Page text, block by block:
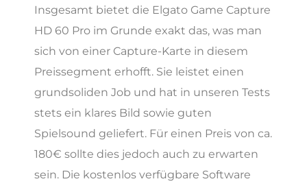
Insgesamt bietet die Elgato Game Capture
HD 60 Pro im Grunde exakt das, was man
sich von einer Capture-Karte in diesem
Preissegment erhofft. Sie leistet einen
grundsoliden Job und hat in unseren Tests
stets ein klares Bild sowie guten
Spielsound geliefert. Für einen Preis von ca.
180€ sollte dies jedoch auch zu erwarten
sein. Die kostenlos verfügbare Software